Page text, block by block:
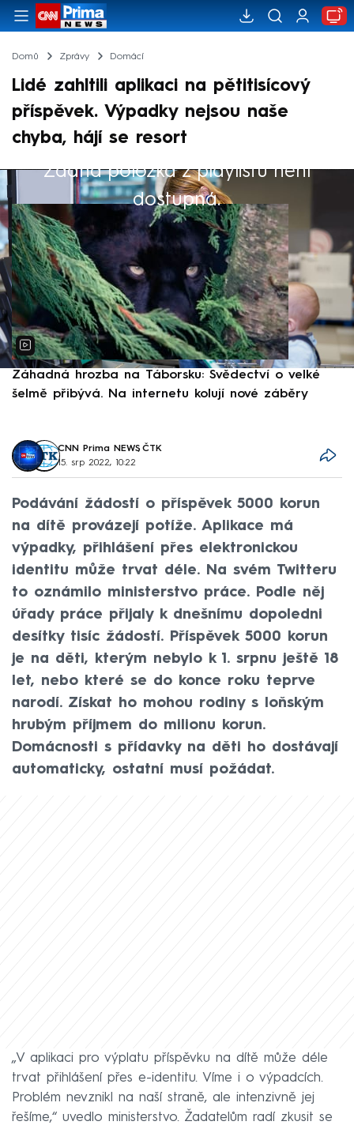
Domů Zprávy Domácí
Lidé zahltili aplikaci na pětitisícový
příspěvek. Výpadky nejsou naše
chyba, hájí se resort
Žádná položka z playlistu není
dostupná.
Výběr redakce
Záhadná hrozba na Táborsku: Svědectví o velké
šelmě přibývá. Na internetu kolují nové záběry
CNN Prima NEWS, ČTK
15. srp 2022, 10:22
Podávání žádostí o příspěvek 5000 korun
na dítě provázejí potíže. Aplikace má
výpadky, přihlášení přes elektronickou
identitu může trvat déle. Na svém Twitteru
to oznámilo ministerstvo práce. Podle něj
úřady práce přijaly k dnešnímu dopoledni
desítky tisíc žádostí. Příspěvek 5000 korun
je na děti, kterým nebylo k 1. srpnu ještě 18
let, nebo které se do konce roku teprve
narodí. Získat ho mohou rodiny s loňským
hrubým příjmem do milionu korun.
Domácnosti s přídavky na děti ho dostávají
automaticky, ostatní musí požádat.
„V aplikaci pro výplatu příspěvku na dítě může déle
trvat přihlášení přes e-identitu. Víme i o výpadcích.
Problém nevznikl na naší straně, ale intenzivně jej
řešíme,“ uvedlo ministerstvo. Žadatelům radí zkusit se